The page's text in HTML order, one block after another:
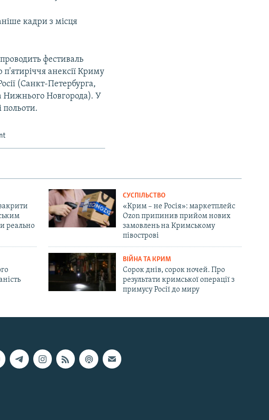
кадри з місця
проводить фестиваль
анексії Криму
(Санкт-Петербурга,
Нижнього Новгорода). У
польоти.
реально
СУСПІЛЬСТВО
«Крим – не Росія»: маркетплейс
Ozon припинив прийом нових
замовлень на Кримському
півострові
ВІЙНА ТА КРИМ
Сорок днів, сорок ночей. Про
результати кримської операції з
примусу Росії до миру